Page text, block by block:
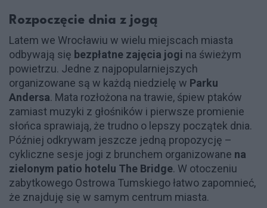
Rozpoczęcie dnia z jogą
Latem we Wrocławiu w wielu miejscach miasta
odbywają się bezpłatne zajęcia jogi na świeżym
powietrzu. Jedne z najpopularniejszych
organizowane są w każdą niedzielę w Parku
Andersa. Mata rozłożona na trawie, śpiew ptaków
zamiast muzyki z głośników i pierwsze promienie
słońca sprawiają, że trudno o lepszy początek dnia.
Później odkrywam jeszcze jedną propozycję –
cykliczne sesje jogi z brunchem organizowane na
zielonym patio hotelu The Bridge. W otoczeniu
zabytkowego Ostrowa Tumskiego łatwo zapomnieć,
że znajduję się w samym centrum miasta.